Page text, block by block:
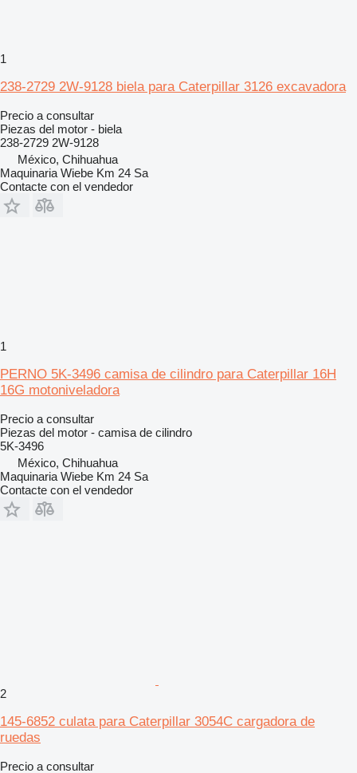
1
238-2729 2W-9128 biela para Caterpillar 3126 excavadora
Precio a consultar
Piezas del motor - biela
238-2729 2W-9128
México, Chihuahua
Maquinaria Wiebe Km 24 Sa
Contacte con el vendedor
1
PERNO 5K-3496 camisa de cilindro para Caterpillar 16H
16G motoniveladora
Precio a consultar
Piezas del motor - camisa de cilindro
5K-3496
México, Chihuahua
Maquinaria Wiebe Km 24 Sa
Contacte con el vendedor
2
145-6852 culata para Caterpillar 3054C cargadora de
ruedas
Precio a consultar